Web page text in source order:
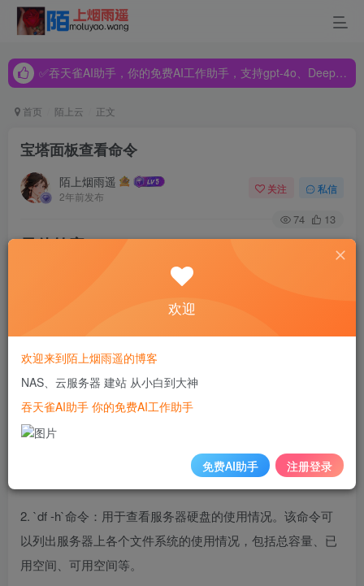
✅吞天雀AI助手，你的免费AI工作助手，支持gpt-4o、DeepSeek、Claude🔥🔥🔥🔥
✅吞天雀AI助手，你的免费AI工作助手，支持gpt-4o、DeepSeek、Claude🔥🔥🔥🔥
首页 陌上云 正文
宝塔面板查看命令
陌上烟雨遥
2年前发布
关注 私信
74 13
最佳答案
宝塔面板是一款常用的服务器管理面板，提供了丰富的功能
和便捷的操作方式。通过宝塔面板，我们可以方便地管理服
务器、部署网站、监控服务器状态等。在使用宝塔面板的过
程中，我们常常需要使用一些命令来查看服务器的信息和状
态。下面是一些常用的宝塔面板查看命令：
1. `top`命令：用于查看服务器的实时状态和运行情况。通过
该命令，我们可以看到当前服务器的负载情况、进程信息、
2. `df -h`命令：用于查看服务器硬盘的使用情况。该命令可
以列出服务器上各个文件系统的使用情况，包括总容量、已
用空间、可用空间等。
欢迎
欢迎来到陌上烟雨遥的博客
NAS、云服务器 建站 从小白到大神
吞天雀AI助手 你的免费AI工作助手
免费AI助手 注册登录